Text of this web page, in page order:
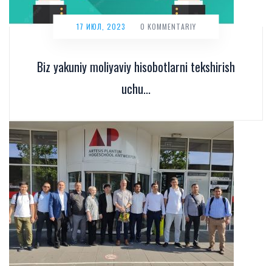
Biz yakuniy moliyaviy hisobotlarni tekshirish
uchu...
17 ИЮЛ, 2023 0 KOMMENTARIY